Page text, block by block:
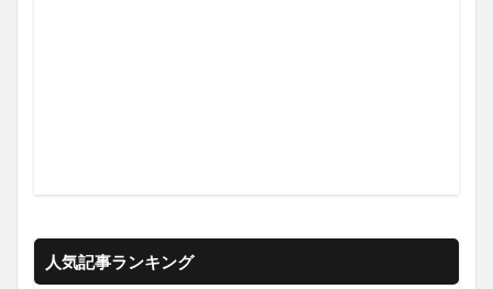
人気記事ランキング